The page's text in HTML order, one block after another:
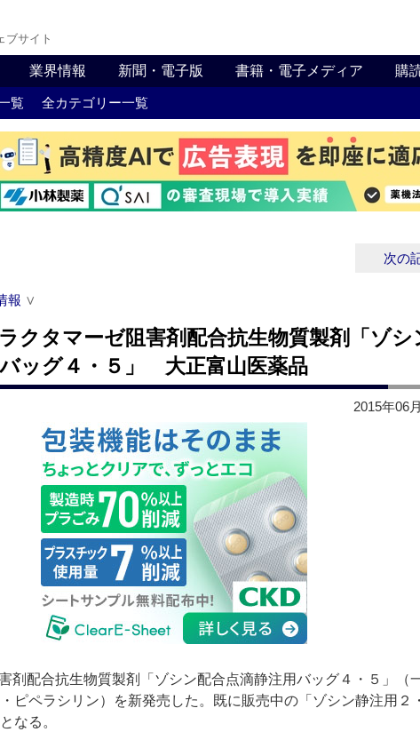
ブサイト
業界情報 新聞・電子版 書籍・電子メディア 購
覧 全カテゴリー一覧
次の
報 ∨
ラクタマーゼ阻害剤配合抗生物質製剤「ゾシ
ッグ４・５」 大正富山医薬品
2015年06
剤配合抗生物質製剤「ゾシン配合点滴静注用バッグ４・５」（
ピペラシリン）を新発売した。既に販売中の「ゾシン静注用２
なる。